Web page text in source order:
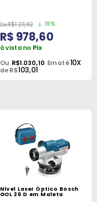
R$1.211,62 19%
R$ 978,60
à vista no Pix
Ou R$1.030,10 Em até10X
de R$103,01
Nível Laser Óptico Bosch
GOL 26 D em Maleta